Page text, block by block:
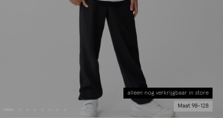
alleen nog verkrijgbaar in store
Maat 98-128